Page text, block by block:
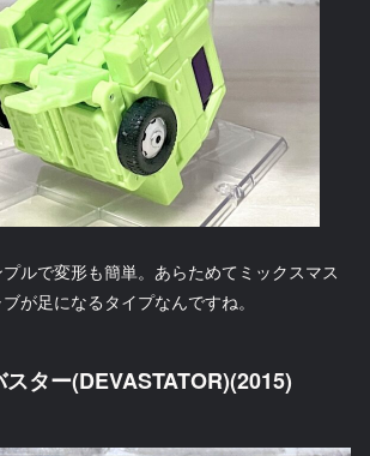
プルで変形も簡単。あらためてミックスマス
が足になるタイプなんですね。
ター(DEVASTATOR)(2015)